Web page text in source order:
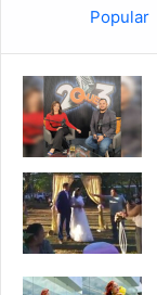
Popular